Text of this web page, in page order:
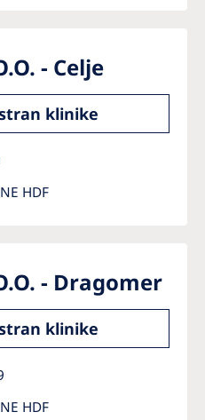
- Celje
klinike
HDF
- Dragomer
klinike
HDF